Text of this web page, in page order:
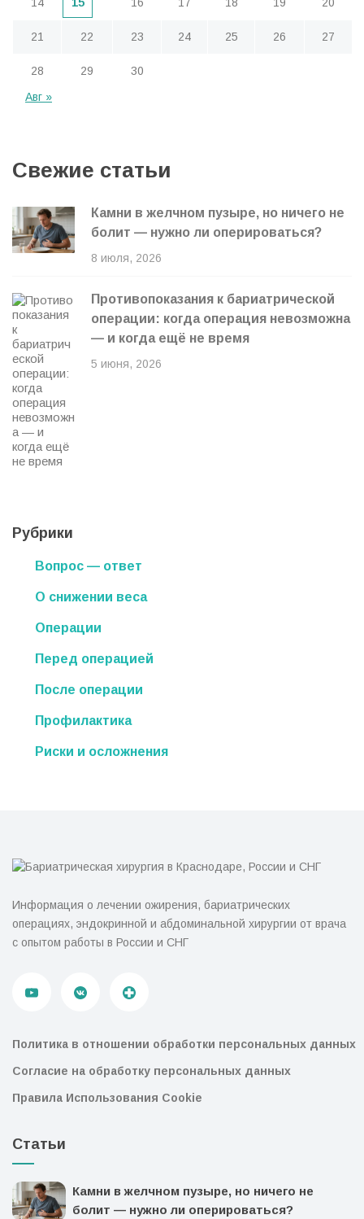
21 22 23 24 25 26 27
28 29
30
Авг »
Свежие статьи
Камни в желчном пузыре, но ничего не
болит — нужно ли оперироваться?
8 июля, 2026
Противопоказания к бариатрической
операции: когда операция невозможна
— и когда ещё не время
5 июня, 2026
Рубрики
Вопрос — ответ
О снижении веса
Операции
Перед операцией
После операции
Профилактика
Риски и осложнения
Информация о лечении ожирения, бариатрических
операциях, эндокринной и абдоминальной хирургии от врача
с опытом работы в России и СНГ
Политика в отношении обработки персональных данных
Согласие на обработку персональных данных
Правила Использования Cookie
Статьи
Камни в желчном пузыре, но ничего не
болит — нужно ли оперироваться?